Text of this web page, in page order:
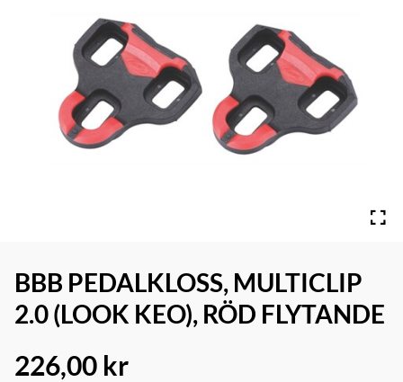
BBB PEDALKLOSS, MULTICLIP
2.0 (LOOK KEO), RÖD FLYTANDE
226,00 kr